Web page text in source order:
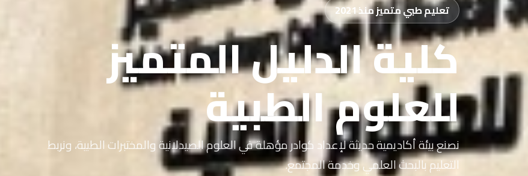
تعليم طبي متميز منذ 2021
كلية الدليل المتميز
للعلوم الطبية
نصنع بيئة أكاديمية حديثة لإعداد كوادر مؤهلة في العلوم الصيدلانية والمختبرات الطبية، ونربط
التعليم بالبحث العلمي وخدمة المجتمع.